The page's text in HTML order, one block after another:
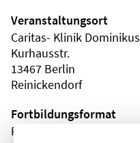
Veranstaltungsort
Caritas- Klinik Dominikus
Kurhausstr.
13467 Berlin
Reinickendorf
Fortbildungsformat
Präsenz